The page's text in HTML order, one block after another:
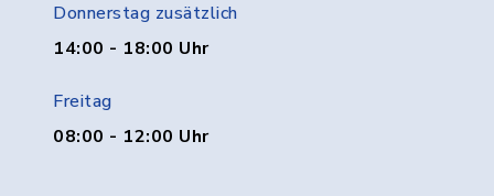
Donnerstag zusätzlich
14:00 - 18:00 Uhr
Freitag
08:00 - 12:00 Uhr